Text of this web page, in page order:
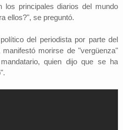
los principales diarios del mundo
ellos?", se preguntó.
del periodista por parte del
morirse de "vergüenza"
quien dijo que se ha